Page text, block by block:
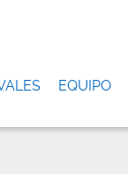
EQUIPO